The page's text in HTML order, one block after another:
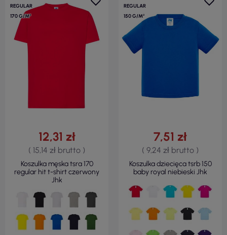
REGULAR
170 G/M²
12,31 zł
( 15,14 zł brutto )
Koszulka męska tsra 170
regular hit t-shirt czerwony
Jhk
REGULAR
150 G/M²
7,51 zł
( 9,24 zł brutto )
Koszulka dziecięca tsrb 150
baby royal niebieski Jhk